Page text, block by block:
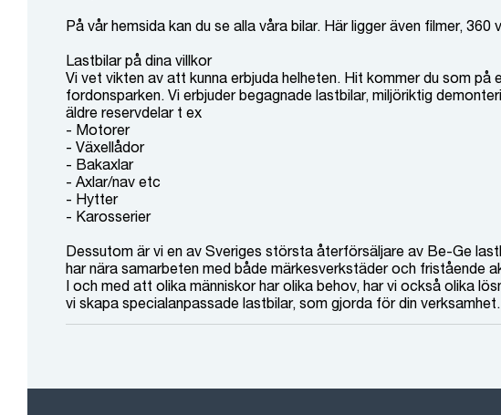
På vår hemsida kan du se alla våra bilar. Här ligger även filmer, 360
Lastbilar på dina villkor
Vi vet vikten av att kunna erbjuda helheten. Hit kommer du som
fordonsparken. Vi erbjuder begagnade lastbilar, miljöriktig
äldre reservdelar t ex
- Motorer
- Växellådor
- Bakaxlar
- Axlar/nav etc
- Hytter
- Karosserier
Dessutom är vi en av Sveriges största återförsäljare av Be-Ge
har nära samarbeten med både märkesverkstäder och fristående
I och med att olika människor har olika behov, har vi också olika
vi skapa specialanpassade lastbilar, som gjorda för din verksamhet.